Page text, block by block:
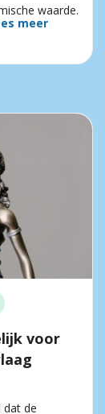
waarde.
meer
voor
dat de